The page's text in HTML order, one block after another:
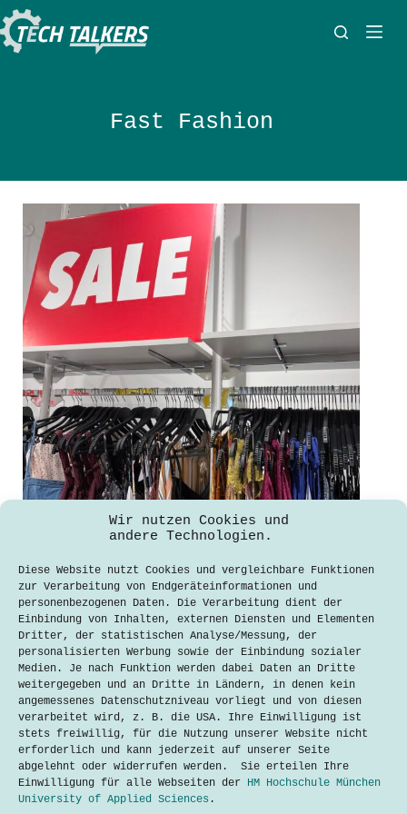
Wir nutzen Cookies und
andere Technologien.
Diese Website nutzt Cookies und vergleichbare Funktionen
zur Verarbeitung von Endgeräteinformationen und
personenbezogenen Daten. Die Verarbeitung dient der
Einbindung von Inhalten, externen Diensten und Elementen
Dritter, der statistischen Analyse/Messung, der
personalisierten Werbung sowie der Einbindung sozialer
Medien. Je nach Funktion werden dabei Daten an Dritte
weitergegeben und an Dritte in Ländern, in denen kein
angemessenes Datenschutzniveau vorliegt und von diesen
verarbeitet wird, z. B. die USA. Ihre Einwilligung ist
stets freiwillig, für die Nutzung unserer Website nicht
erforderlich und kann jederzeit auf unserer Seite
abgelehnt oder widerrufen werden. Sie erteilen Ihre
Einwilligung für alle Webseiten der HM Hochschule München
University of Applied Sciences .
Zum
Inhalt
springen
Fast Fashion
Entsteht ein neuer Trend?
Maxie Petzold
7. Juni 2021
In der heutigen Zeit jagt ein Trend
den nächsten. Kaum ist ein
Kleidungsstück beim Konsumenten
angesagt, so ist es im nächsten
Moment wieder aus der Mode. Fast
Fashion heißt das in der Branche.
Fast Fashion, zu Deutsch „schnelle
Mode“, bezeichnet…
LesenFast
Fashion